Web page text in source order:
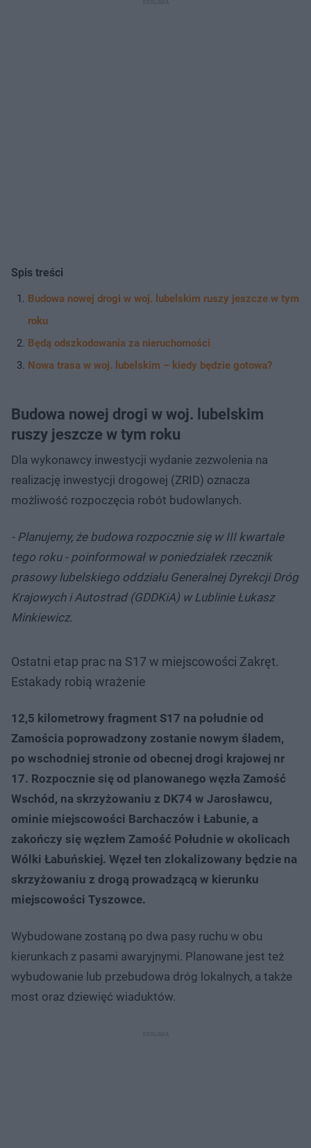
Spis treści
Budowa nowej drogi w woj. lubelskim ruszy jeszcze w tym
roku
Będą odszkodowania za nieruchomości
Nowa trasa w woj. lubelskim – kiedy będzie gotowa?
Budowa nowej drogi w woj. lubelskim
ruszy jeszcze w tym roku
Dla wykonawcy inwestycji wydanie zezwolenia na
realizację inwestycji drogowej (ZRID) oznacza
możliwość rozpoczęcia robót budowlanych.
- Planujemy, że budowa rozpocznie się w III kwartale
tego roku - poinformował w poniedziałek rzecznik
prasowy lubelskiego oddziału Generalnej Dyrekcji Dróg
Krajowych i Autostrad (GDDKiA) w Lublinie Łukasz
Minkiewicz.
Ostatni etap prac na S17 w miejscowości Zakręt.
Estakady robią wrażenie
12,5 kilometrowy fragment S17 na południe od
Zamościa poprowadzony zostanie nowym śladem,
po wschodniej stronie od obecnej drogi krajowej nr
17. Rozpocznie się od planowanego węzła Zamość
Wschód, na skrzyżowaniu z DK74 w Jarosławcu,
ominie miejscowości Barchaczów i Łabunie, a
zakończy się węzłem Zamość Południe w okolicach
Wólki Łabuńskiej. Węzeł ten zlokalizowany będzie na
skrzyżowaniu z drogą prowadzącą w kierunku
miejscowości Tyszowce.
Wybudowane zostaną po dwa pasy ruchu w obu
kierunkach z pasami awaryjnymi. Planowane jest też
wybudowanie lub przebudowa dróg lokalnych, a także
most oraz dziewięć wiaduktów.